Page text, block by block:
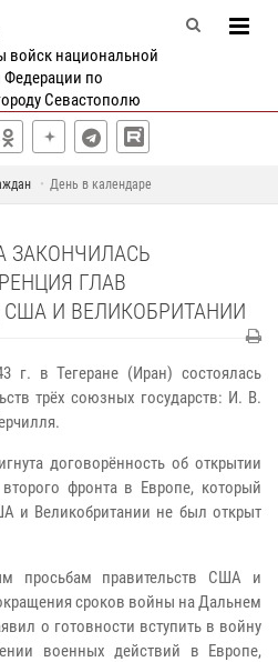
войск национальной
Федерации по
Севастополю
День в календаре
ЗАКОНЧИЛАСЬ
ГЛАВ
США И ВЕЛИКОБРИТАНИИ
г. в Тегеране (Иран) состоялась
трёх союзных государств: И. В.
договорённость об открытии
фронта в Европе, который
и Великобритании не был открыт
просьбам правительств США и
сроков войны на Дальнем
о готовности вступить в войну
военных действий в Европе,